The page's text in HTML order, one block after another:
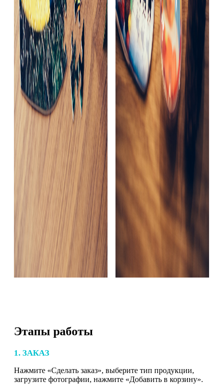
Этапы работы
1. ЗАКАЗ
Нажмите «Сделать заказ», выберите тип продукции,
загрузите фотографии, нажмите «Добавить в корзину».